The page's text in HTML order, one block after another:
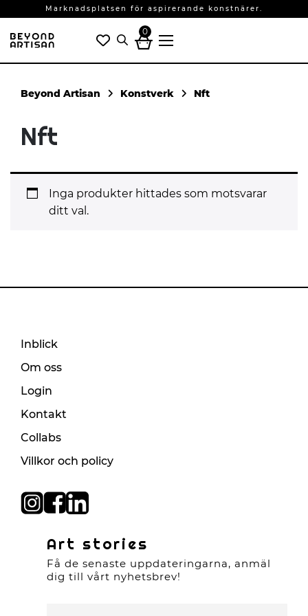
Marknadsplatsen för aspirerande konstnärer.
0
Konstverk Nft
Nft
Inga produkter hittades som motsvarar
ditt val.
Inblick
Om oss
Login
Kontakt
Collabs
Villkor och policy
Art stories
Få de senaste uppdateringarna, anmäl
dig till vårt nyhetsbrev!